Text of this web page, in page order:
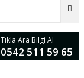
Tıkla Ara Bilgi Al
0542 511 59 65